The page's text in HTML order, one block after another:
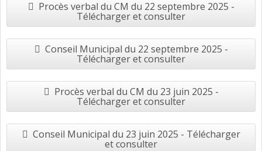
Procès verbal du CM du 22 septembre 2025 -
Télécharger et consulter
Conseil Municipal du 22 septembre 2025 -
Télécharger et consulter
Procès verbal du CM du 23 juin 2025 -
Télécharger et consulter
Conseil Municipal du 23 juin 2025 - Télécharger
et consulter